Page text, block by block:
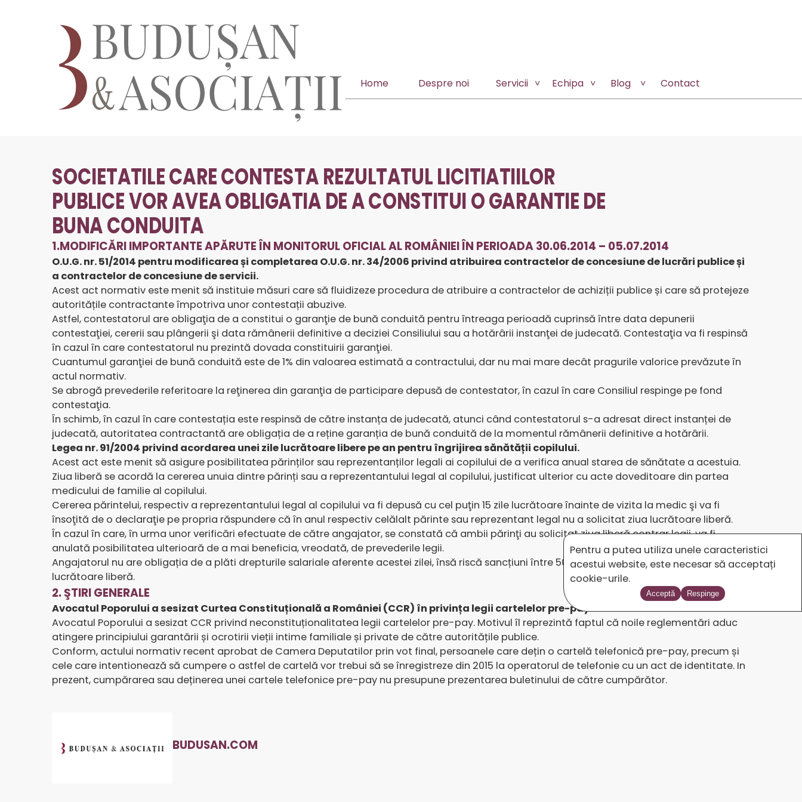
Home Despre noi Servicii Echipa Blog Contact
SOCIETATILE CARE CONTESTA REZULTATUL LICITIATIILOR
PUBLICE VOR AVEA OBLIGATIA DE A CONSTITUI O GARANTIE DE
BUNA CONDUITA
1.MODIFICĂRI IMPORTANTE APĂRUTE ÎN MONITORUL OFICIAL AL ROMÂNIEI ÎN PERIOADA 30.06.2014 – 05.07.2014
O.U.G. nr. 51/2014 pentru modificarea și completarea O.U.G. nr. 34/2006 privind atribuirea contractelor de concesiune de lucrări publice și
a contractelor de concesiune de servicii.
Acest act normativ este menit să instituie măsuri care să fluidizeze procedura de atribuire a contractelor de achiziții publice și care să protejeze
autoritățile contractante împotriva unor contestații abuzive.
Astfel, contestatorul are obligaţia de a constitui o garanţie de bună conduită pentru întreaga perioadă cuprinsă între data depunerii
contestaţiei, cererii sau plângerii şi data rămânerii definitive a deciziei Consiliului sau a hotărârii instanţei de judecată. Contestaţia va fi respinsă
în cazul în care contestatorul nu prezintă dovada constituirii garanţiei.
Cuantumul garanţiei de bună conduită este de 1% din valoarea estimată a contractului, dar nu mai mare decât pragurile valorice prevăzute în
actul normativ.
Se abrogă prevederile referitoare la reţinerea din garanţia de participare depusă de contestator, în cazul în care Consiliul respinge pe fond
contestaţia.
În schimb, în cazul în care contestația este respinsă de către instanța de judecată, atunci când contestatorul s-a adresat direct instanței de
judecată, autoritatea contractantă are obligația de a reține garanția de bună conduită de la momentul rămânerii definitive a hotărârii.
Legea nr. 91/2004 privind acordarea unei zile lucrătoare libere pe an pentru îngrijirea sănătății copilului.
Acest act este menit să asigure posibilitatea părinților sau reprezentanților legali ai copilului de a verifica anual starea de sănătate a acestuia.
Ziua liberă se acordă la cererea unuia dintre părinți sau a reprezentantului legal al copilului, justificat ulterior cu acte doveditoare din partea
medicului de familie al copilului.
Cererea părintelui, respectiv a reprezentantului legal al copilului va fi depusă cu cel puţin 15 zile lucrătoare înainte de vizita la medic şi va fi
însoţită de o declaraţie pe propria răspundere că în anul respectiv celălalt părinte sau reprezentant legal nu a solicitat ziua lucrătoare liberă.
În cazul în care, în urma unor verificări efectuate de către angajator, se constată că ambii părinţi au solicitat ziua liberă contrar legii, va fi
anulată posibilitatea ulterioară de a mai beneficia, vreodată, de prevederile legii.
Angajatorul nu are obligația de a plăti drepturile salariale aferente acestei zilei, însă riscă sancțiuni între 500 și 1.500 lei dacă nu acordă ziua
lucrătoare liberă.
2. ŞTIRI GENERALE
Avocatul Poporului a sesizat Curtea Constituțională a României (CCR) în privința legii cartelelor pre-pay.
Avocatul Poporului a sesizat CCR privind neconstituționalitatea legii cartelelor pre-pay. Motivul îl reprezintă faptul că noile reglementări aduc
atingere principiului garantării și ocrotirii vieții intime familiale și private de către autoritățile publice.
Conform, actului normativ recent aprobat de Camera Deputatilor prin vot final, persoanele care dețin o cartelă telefonică pre-pay, precum și
cele care intentionează să cumpere o astfel de cartelă vor trebui să se înregistreze din 2015 la operatorul de telefonie cu un act de identitate. In
prezent, cumpărarea sau deținerea unei cartele telefonice pre-pay nu presupune prezentarea buletinului de către cumpărător.
BUDUSAN.COM
Pentru a putea utiliza unele caracteristici
acestui website, este necesar să acceptați
cookie-urile.
Acceptă Respinge